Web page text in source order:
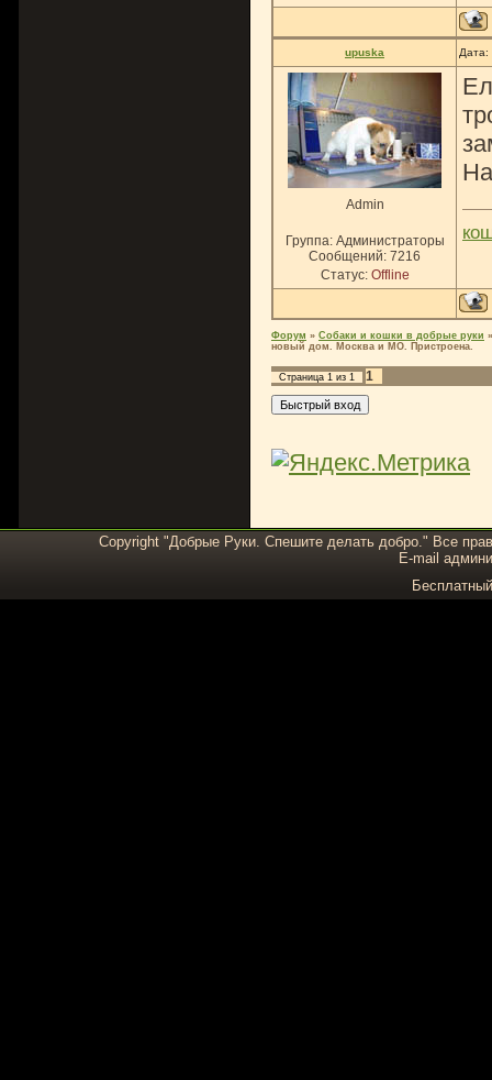
upuska
Admin
Группа: Администраторы
Сообщений: 7216
Статус: Offline
Форум » Собаки и кошки в добрые руки »
новый дом. Москва и МО. Пристроена.
Страница 1 из 1 1
Copyright "Добрые Руки. Спешите делать добро." Все
E-mail